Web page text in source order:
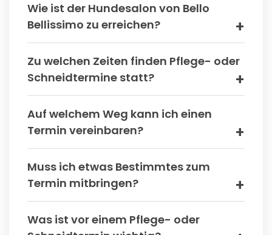
Wie ist der Hundesalon von Bello
Bellissimo zu erreichen?
Zu welchen Zeiten finden Pflege- oder
Schneidtermine statt?
Auf welchem Weg kann ich einen
Termin vereinbaren?
Muss ich etwas Bestimmtes zum
Termin mitbringen?
Was ist vor einem Pflege- oder